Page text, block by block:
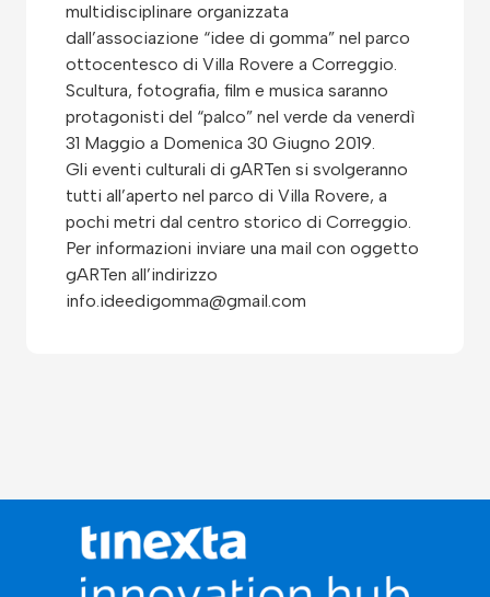
multidisciplinare organizzata
dall’associazione “idee di gomma” nel parco
ottocentesco di Villa Rovere a Correggio.
Scultura, fotografia, film e musica saranno
protagonisti del “palco” nel verde da venerdì
31 Maggio a Domenica 30 Giugno 2019.
Gli eventi culturali di gARTen si svolgeranno
tutti all’aperto nel parco di Villa Rovere, a
pochi metri dal centro storico di Correggio.
Per informazioni inviare una mail con oggetto
gARTen all’indirizzo
info.ideedigomma@gmail.com